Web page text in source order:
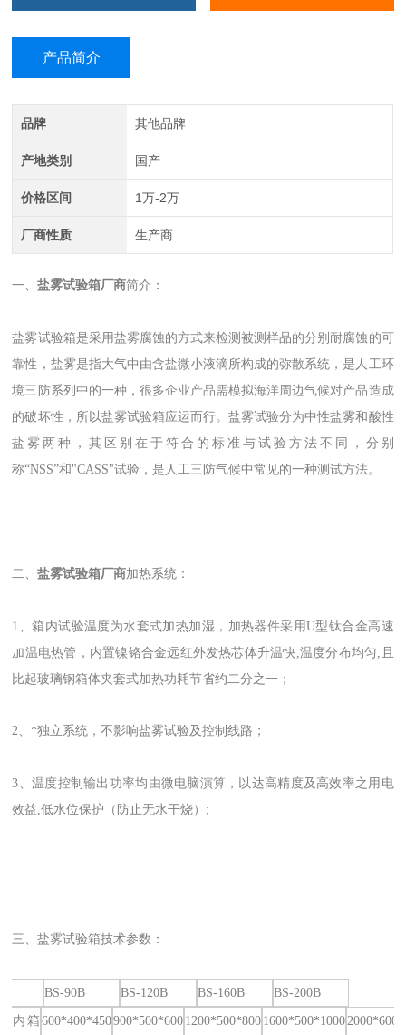
产品简介
品牌 其他品牌
产地类别 国产
价格区间 1万-2万
厂商性质 生产商
一、盐雾试验箱厂商简介：
盐雾试验箱是采用盐雾腐蚀的方式来检测被测样品的分别耐腐蚀的可
靠性，盐雾是指大气中由含盐微小液滴所构成的弥散系统，是人工环
境三防系列中的一种，很多企业产品需模拟海洋周边气候对产品造成
的破坏性，所以盐雾试验箱应运而行。盐雾试验分为中性盐雾和酸性
盐雾两种，其区别在于符合的标准与试验方法不同，分别
称“NSS”和"CASS"试验，是人工三防气候中常见的一种测试方法。
二、盐雾试验箱厂商加热系统：
1、箱内试验温度为水套式加热加湿，加热器件采用U型钛合金高速
加温电热管，内置镍铬合金远红外发热芯体升温快,温度分布均匀,且
比起玻璃钢箱体夹套式加热功耗节省约二分之一；
2、*独立系统，不影响盐雾试验及控制线路；
3、温度控制输出功率均由微电脑演算，以达高精度及高效率之用电
效益,低水位保护（防止无水干烧）;
三、盐雾试验箱技术参数：
BS-90B BS-120B BS-160B BS-200B
内箱 600*400*450900*500*600 1200*500*800 1600*500*1000